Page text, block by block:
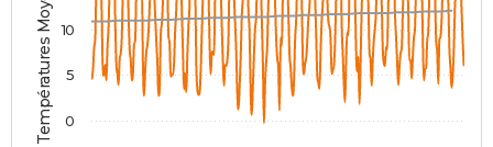
Destinations
City break
Voyage nature
Voyage de noces
Forum
Climat
PHOTO
GUIDES D'ACHAT
BONS PLANS
0
5
10